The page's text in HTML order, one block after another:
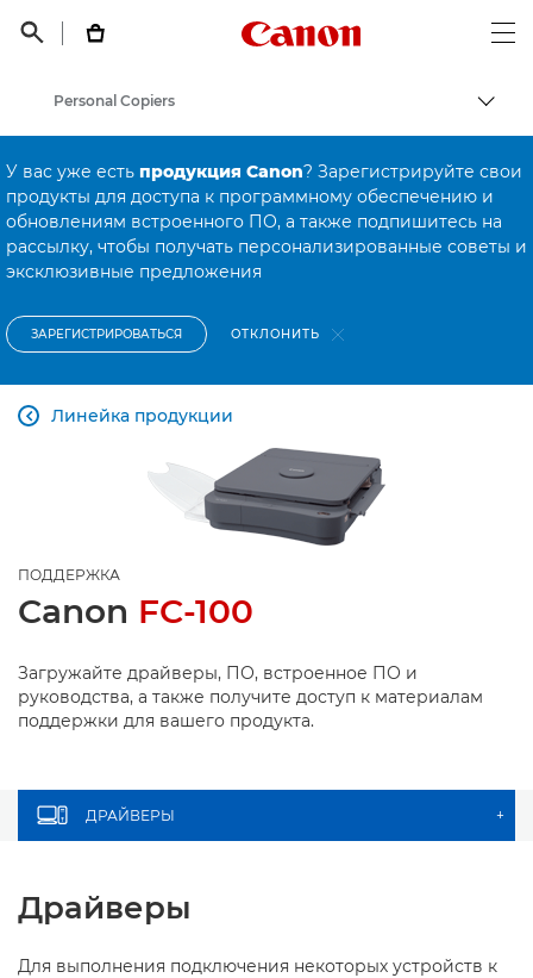
 
Canon Logo, back
Онлайн-поддержка по потребительской продукции
Personal Copiers
У вас уже есть продукция Canon? Зарегистрируйте свои
продукты для доступа к программному обеспечению и
обновлениям встроенного ПО, а также подпишитесь на
рассылку, чтобы получать персонализированные советы и
эксклюзивные предложения
ЗАРЕГИСТРИРОВАТЬСЯ ОТКЛОНИТЬ
Линейка продукции

ПОДДЕРЖКА
Canon FC-100
Загружайте драйверы, ПО, встроенное ПО и
руководства, а также получите доступ к материалам
поддержки для вашего продукта.
ДРАЙВЕРЫ +
Драйверы
Для выполнения подключения некоторых устройств к